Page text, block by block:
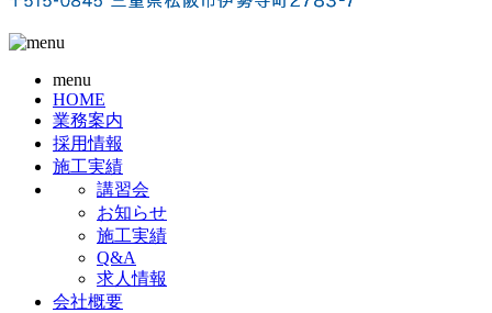
menu
HOME
業務案内
採用情報
施工実績
講習会
お知らせ
施工実績
Q&A
求人情報
会社概要